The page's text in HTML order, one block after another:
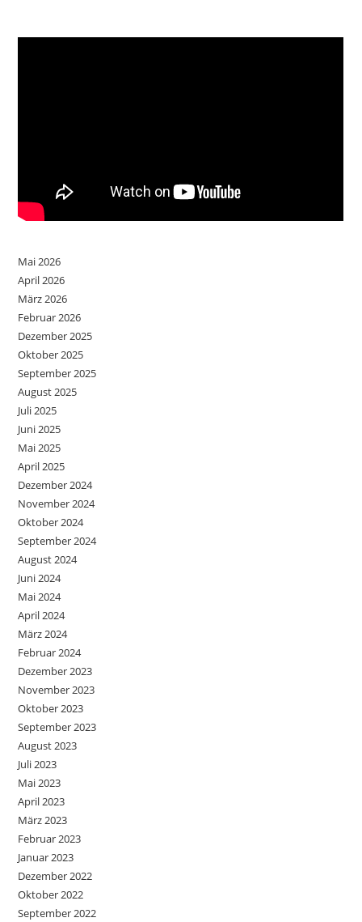
Mai 2026
April 2026
März 2026
Februar 2026
Dezember 2025
Oktober 2025
September 2025
August 2025
Juli 2025
Juni 2025
Mai 2025
April 2025
Dezember 2024
November 2024
Oktober 2024
September 2024
August 2024
Juni 2024
Mai 2024
April 2024
März 2024
Februar 2024
Dezember 2023
November 2023
Oktober 2023
September 2023
August 2023
Juli 2023
Mai 2023
April 2023
März 2023
Februar 2023
Januar 2023
Dezember 2022
Oktober 2022
September 2022